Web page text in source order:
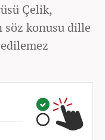
Çelik,
konusu dille